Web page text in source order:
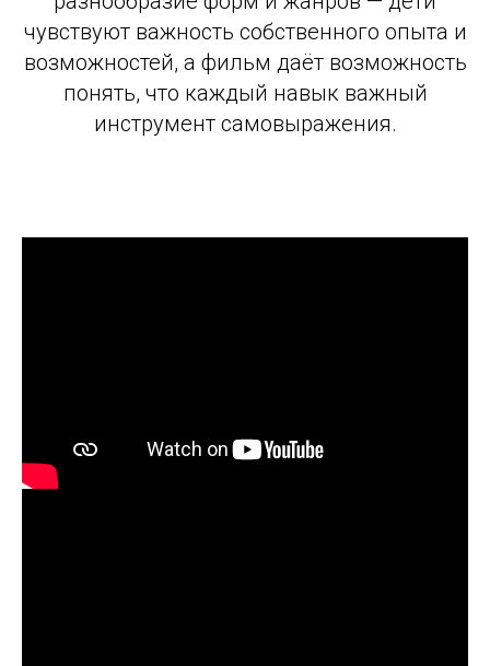
чувствуют важность собственного опыта и
возможностей, а фильм даёт возможность
понять, что каждый навык важный
инструмент самовыражения.